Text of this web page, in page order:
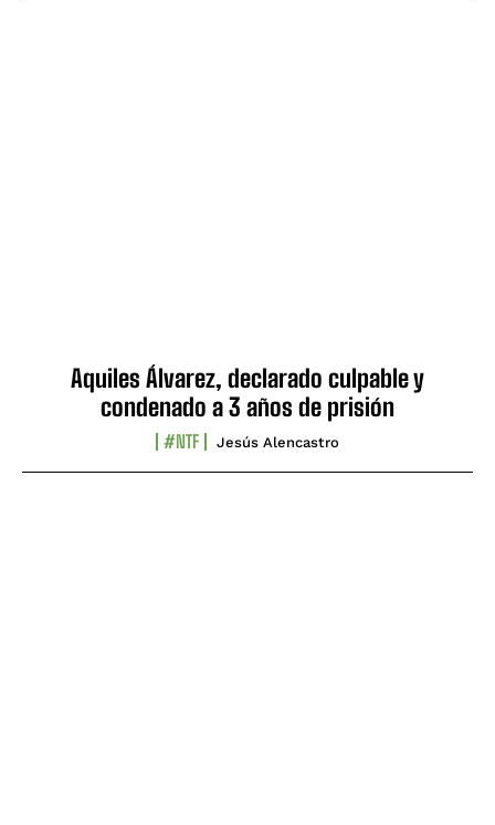
Aquiles Álvarez, declarado culpable y
condenado a 3 años de prisión
#NTF Jesús Alencastro